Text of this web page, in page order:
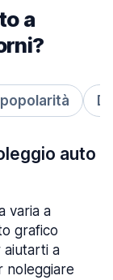
a
auto
varia a
grafico
aiutarti a
noleggiare